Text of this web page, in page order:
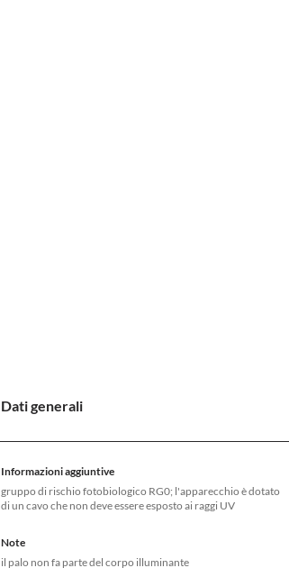
Dati generali
Informazioni aggiuntive
gruppo di rischio fotobiologico RG0; l'apparecchio è dotato
di un cavo che non deve essere esposto ai raggi UV
Note
il palo non fa parte del corpo illuminante